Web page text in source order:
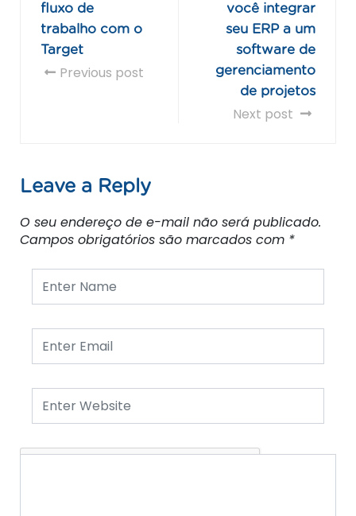
fluxo de
trabalho com o
Target
Previous post
você integrar
seu ERP a um
software de
gerenciamento
de projetos
Next post
Leave a Reply
O seu endereço de e-mail não será publicado.
Campos obrigatórios são marcados com *